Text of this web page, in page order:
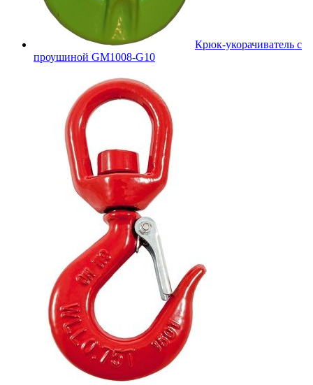
Крюк-укорачиватель с
проушиной GM1008-G10